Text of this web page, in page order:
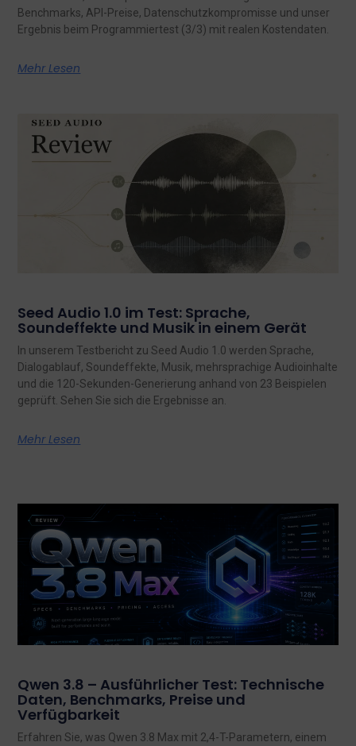
Benchmarks, API-Preise, Datenschutzkompromisse und unser
Ergebnis beim Programmiertest (3/3) mit realen Kostendaten.
Mehr Lesen
Seed Audio 1.0 im Test: Sprache,
Soundeffekte und Musik in einem Gerät
In unserem Testbericht zu Seed Audio 1.0 werden Sprache,
Dialogablauf, Soundeffekte, Musik, mehrsprachige Audioinhalte
und die 120-Sekunden-Generierung anhand von 23 Beispielen
geprüft. Sehen Sie sich die Ergebnisse an.
Mehr Lesen
Qwen 3.8 – Ausführlicher Test: Technische
Daten, Benchmarks, Preise und
Verfügbarkeit
Erfahren Sie, was Qwen 3.8 Max mit 2,4-T-Parametern, einem